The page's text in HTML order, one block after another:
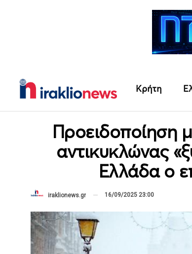
Κρήτη
Προειδοποίηση
αντικυκλώνας
Ελλάδα ο
iraklionews.gr 16/09/2025 23:00